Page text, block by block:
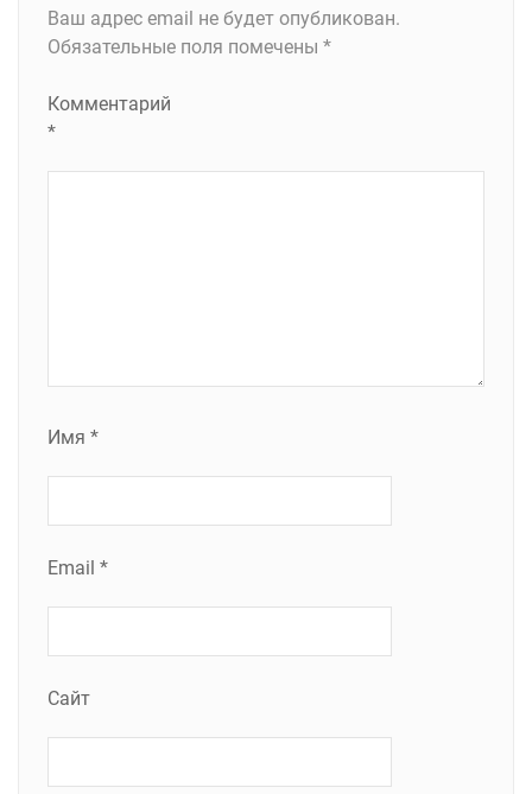
Ваш адрес email не будет опубликован.
Обязательные поля помечены *
Комментарий
*
Имя *
Email *
Сайт